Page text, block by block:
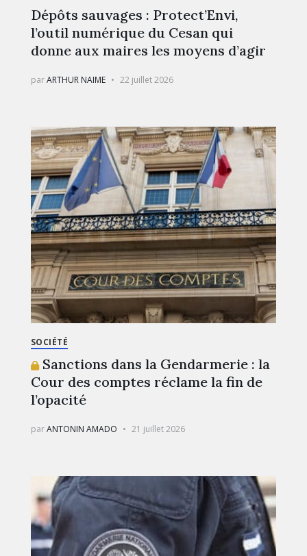
Dépôts sauvages : Protect’Envi,
l’outil numérique du Cesan qui
donne aux maires les moyens d’agir
parARTHUR NAIME 22 juillet 2026
SOCIÉTÉ
Sanctions dans la Gendarmerie : la
Cour des comptes réclame la fin de
l’opacité
parANTONIN AMADO 21 juillet 2026